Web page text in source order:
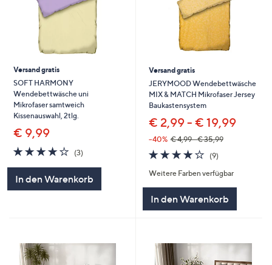
Versand gratis
SOFT HARMONY
Wendebettwäsche uni
Mikrofaser samtweich
Kissenauswahl, 2tlg.
€ 9,99
4.0
von
(3)3
In den Warenkorb
Versand gratis
JERYMOOD Wendebettwäsche
MIX & MATCH Mikrofaser Jersey
Baukastensystem
€ 2,99 - € 19,99
--40% € 4,99 - € 35,99
4.0
von
5
(9)9
Weitere Farben verfügbar
In den Warenkorb